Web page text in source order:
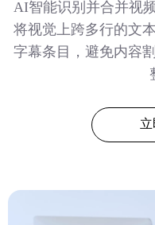
AI智能识别并合并视
将视觉上跨多行的文
字幕条目，避免内容